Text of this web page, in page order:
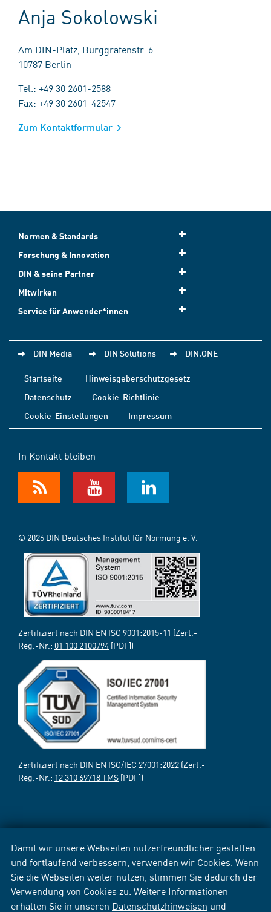
Damit wir unsere Webseiten nutzerfreundlicher gestalten
und fortlaufend verbessern, verwenden wir Cookies. Wenn
Sie die Webseiten weiter nutzen, stimmen Sie dadurch der
Verwendung von Cookies zu. Weitere Informationen
erhalten Sie in unseren Datenschutzhinweisen und
Anja Sokolowski
Am DIN-Platz, Burggrafenstr. 6
10787 Berlin
Tel.: +49 30 2601-2588
Fax: +49 30 2601-42547
Zum Kontaktformular
Normen & Standards
Forschung & Innovation
DIN & seine Partner
Mitwirken
Service für Anwender*innen
DIN Media DIN Solutions DIN.ONE
Startseite
Hinweisgeberschutzgesetz
Datenschutz
Cookie-Richtlinie
Cookie-Einstellungen
Impressum
In Kontakt bleiben
© 2026 DIN Deutsches Institut für Normung e. V.
Zertifiziert nach DIN EN ISO 9001:2015-11 (Zert.-
Reg.-Nr.: 01 100 2100794 [PDF])
Zertifiziert nach DIN EN ISO/IEC 27001:2022 (Zert.-
Reg.-Nr.: 12 310 69718 TMS [PDF])